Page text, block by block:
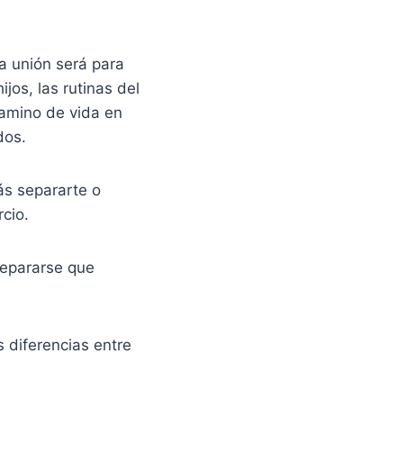
unión será para
las rutinas del
de vida en
separarte o
que
diferencias entre